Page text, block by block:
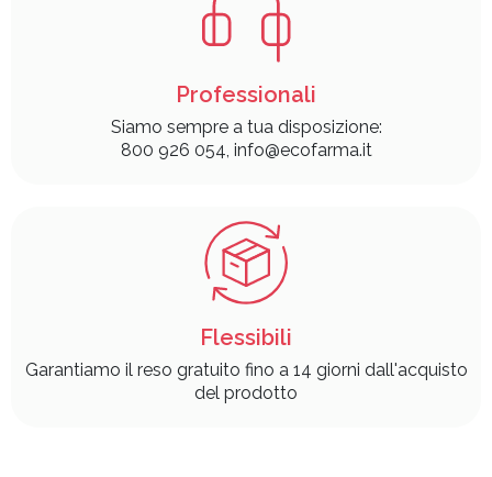
Professionali
Siamo sempre a tua disposizione:
800 926 054, info@ecofarma.it
Flessibili
Garantiamo il reso gratuito fino a 14 giorni dall'acquisto
del prodotto